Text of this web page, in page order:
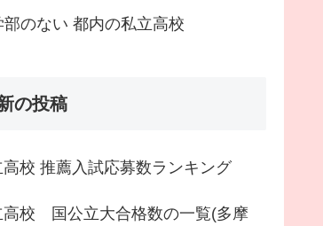
部のない 都内の私立高校
の投稿
高校 推薦入試応募数ランキング
高校 国公立大合格数の一覧(多摩